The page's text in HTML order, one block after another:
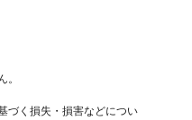
。
づく損失・損害などについ